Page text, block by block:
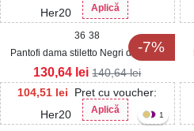
Her20
Aplică
-7%
36 38
Pantofi dama stiletto Negri din Piele
Ecologica Lorissa
104,51 lei
Pret cu voucher:
Her20
Aplică
130,64 lei 140,64lei
1